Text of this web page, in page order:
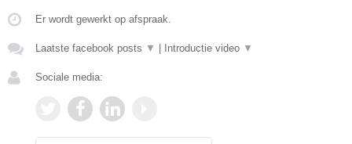
Er wordt gewerkt op afspraak.
Laatste facebook posts ▼ Introductie video ▼
Sociale media: